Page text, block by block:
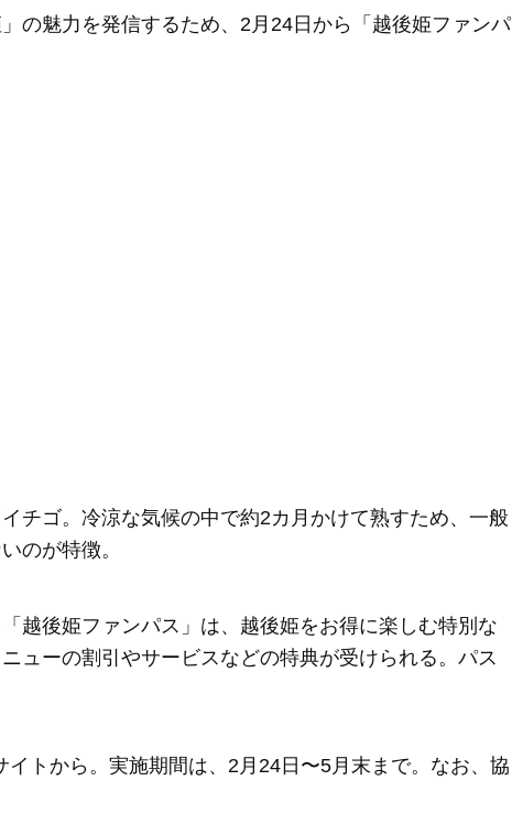
の魅力を発信するため、2月24日から「越後姫ファンパ
チゴ。冷涼な気候の中で約2カ月かけて熟すため、一般
のが特徴。
越後姫ファンパス」は、越後姫をお得に楽しむ特別な
ューの割引やサービスなどの特典が受けられる。パス
トから。実施期間は、2月24日〜5月末まで。なお、協